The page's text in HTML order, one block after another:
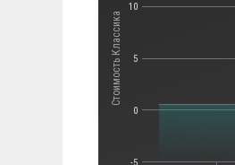
Стоимость Классика
0
5
10